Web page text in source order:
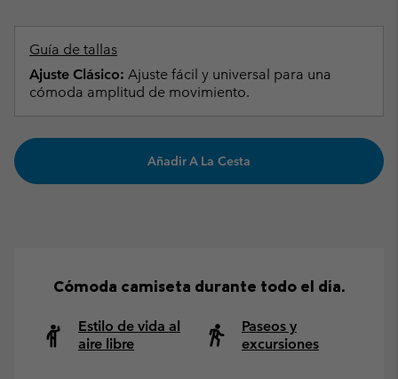
Guía de tallas
Ajuste Clásico: Ajuste fácil y universal para una
cómoda amplitud de movimiento.
Añadir A La Cesta
Cómoda camiseta durante todo el día.
Estilo de vida al
aire libre
Paseos y
excursiones